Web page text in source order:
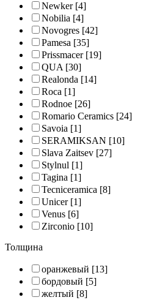
Newker[4]
Nobilia [4]
Novogres [42]
Pamesa [35]
Prissmacer[19]
QUA[30]
Realonda [14]
Roca [1]
Rodnoe [26]
Romario Ceramics [24]
Savoia [1]
SERAMIKSAN [10]
Slava Zaitsev [27]
Stylnul [1]
Tagina [1]
Tecniceramica [8]
Unicer[1]
Venus [6]
Zirconio [10]
Толщина
оранжевый [13]
бордовый [5]
желтый [8]